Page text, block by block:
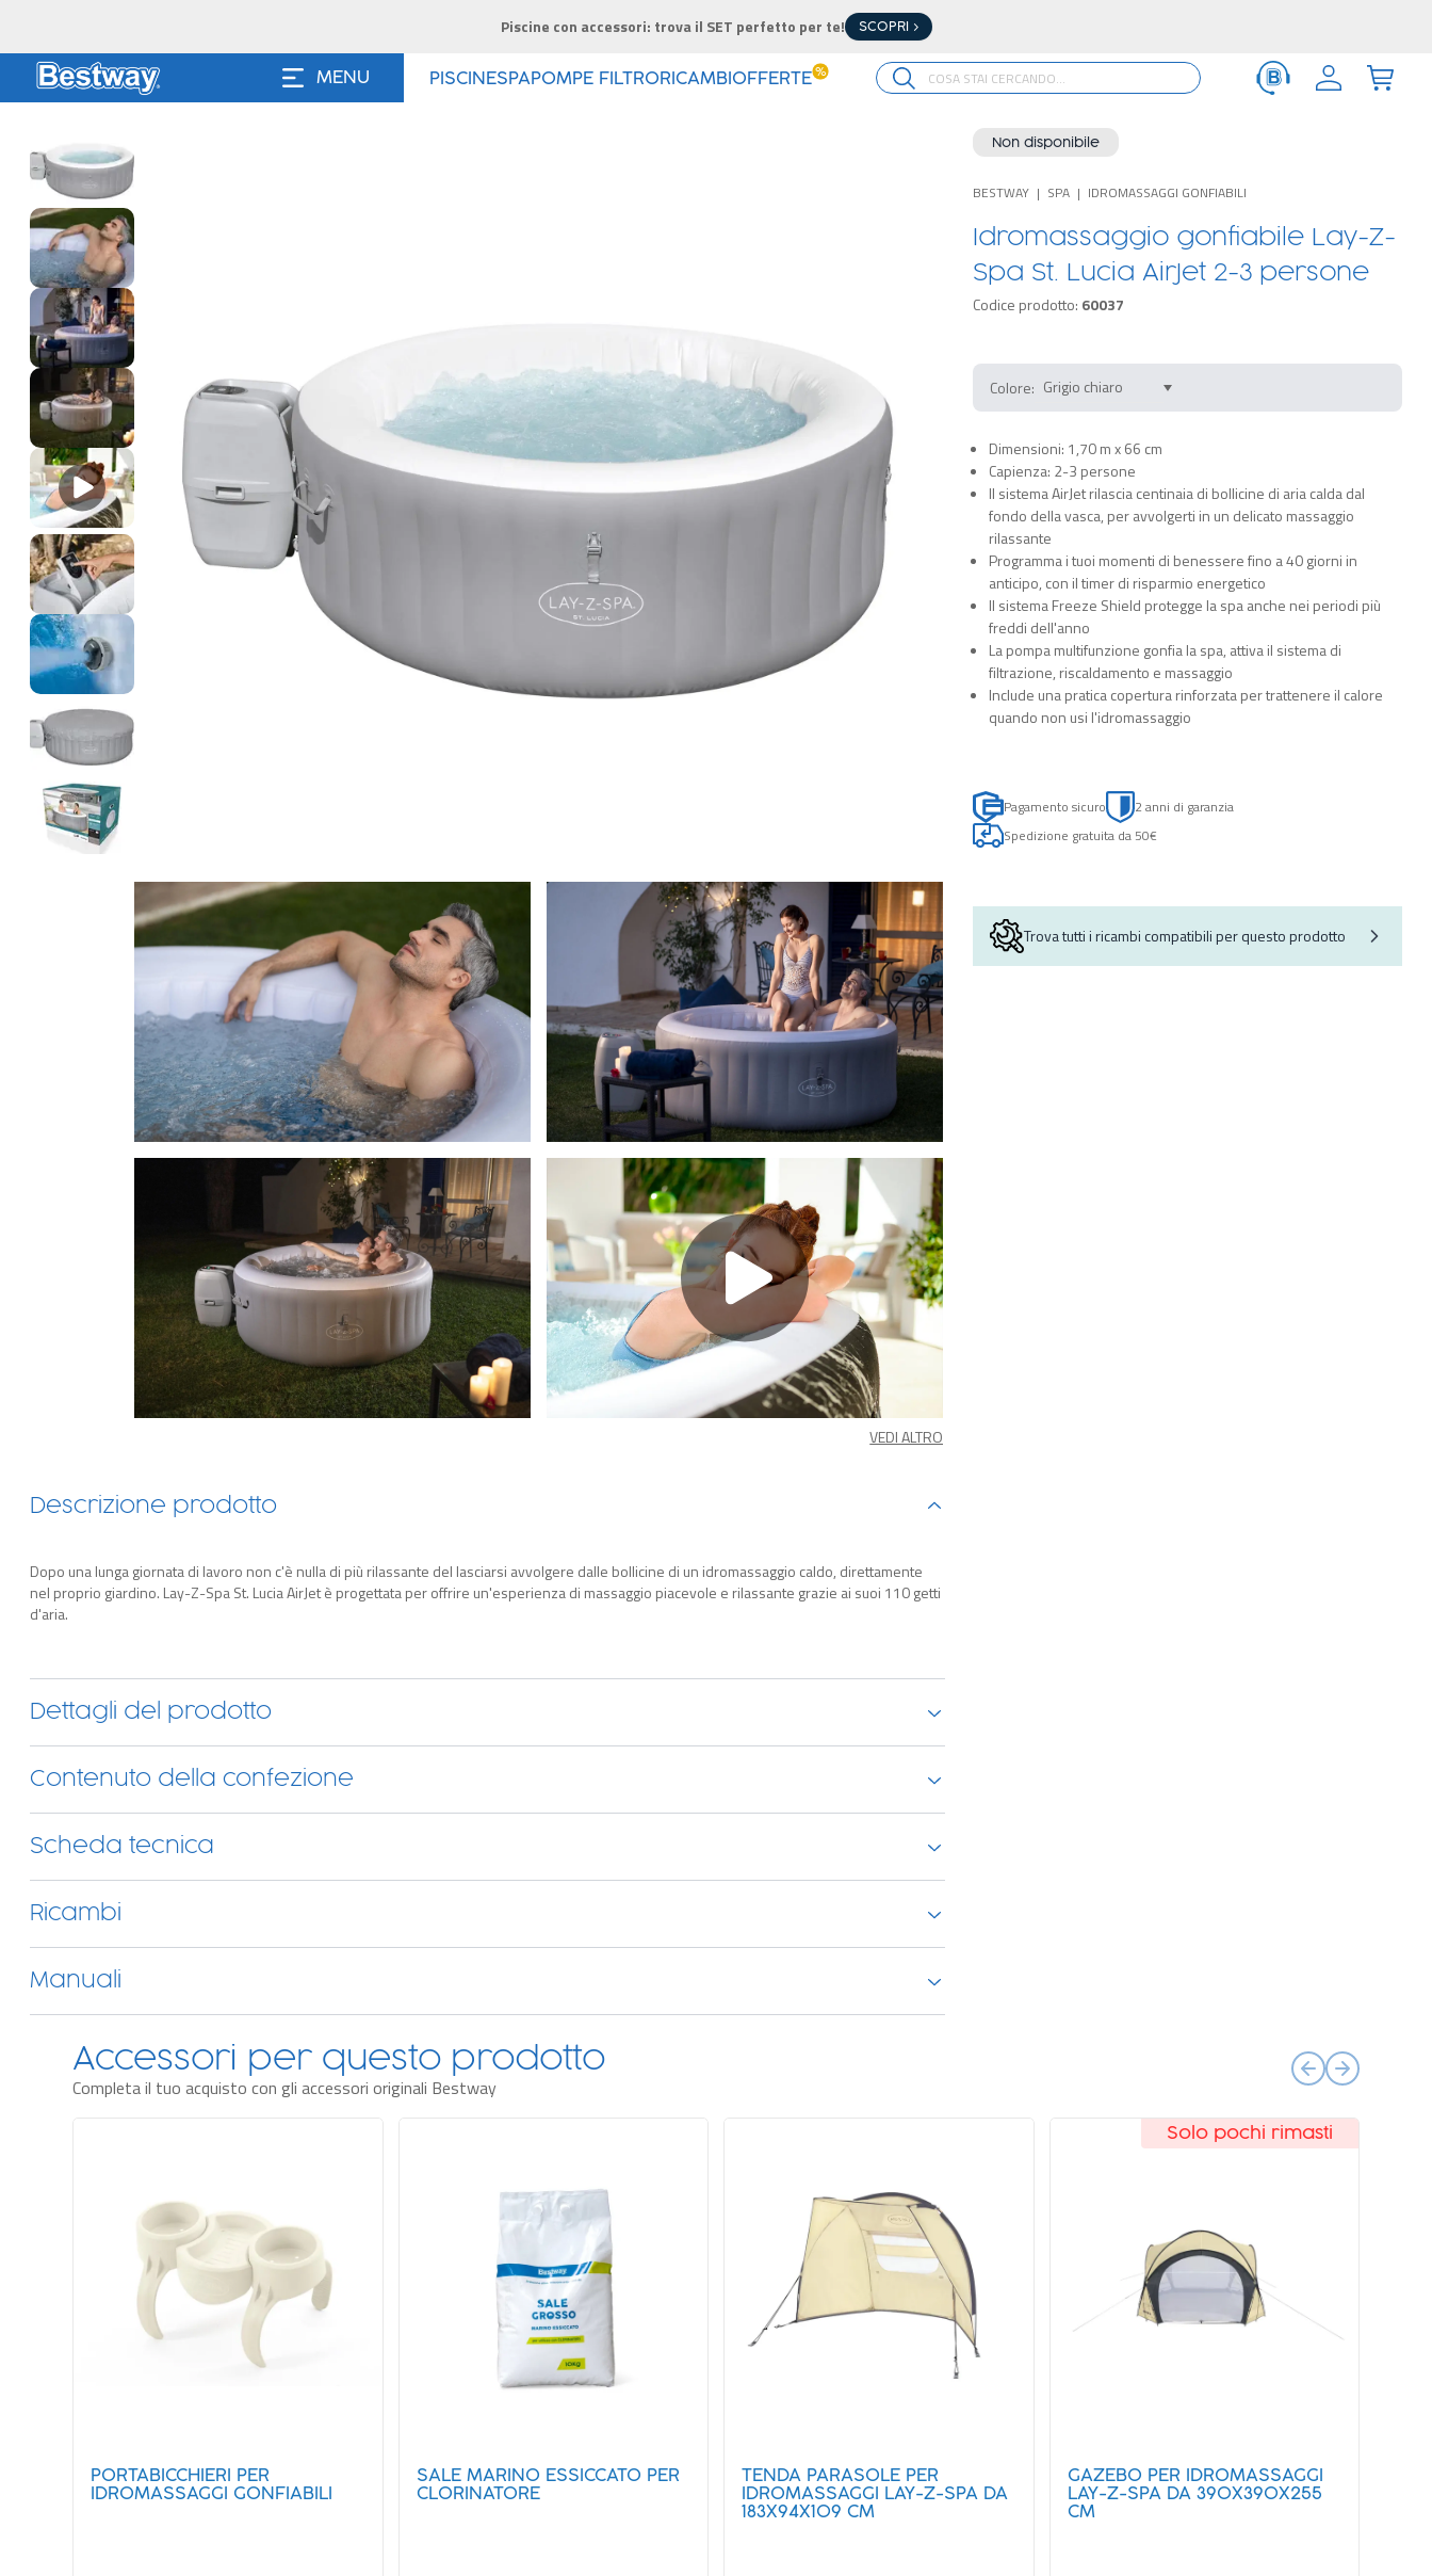
Piscine con accessori: trova il SET perfetto per te! SCOPRI >
MENU PISCINESPAPOMPE FILTRORICAMBI OFFERTE %
VEDI ALTRO
Non disponibile
BESTWAY SPA IDROMASSAGGI GONFIABILI
Idromassaggio gonfiabile Lay-Z-
Spa St. Lucia AirJet 2-3 persone
Codice prodotto: 60037
Colore:
Dimensioni: 1,70 m x 66 cm
Capienza: 2-3 persone
Il sistema AirJet rilascia centinaia di bollicine di aria calda dal
fondo della vasca, per avvolgerti in un delicato massaggio
rilassante
Programma i tuoi momenti di benessere fino a 40 giorni in
anticipo, con il timer di risparmio energetico
Il sistema Freeze Shield protegge la spa anche nei periodi più
freddi dell'anno
La pompa multifunzione gonfia la spa, attiva il sistema di
filtrazione, riscaldamento e massaggio
Include una pratica copertura rinforzata per trattenere il calore
quando non usi l'idromassaggio
Pagamento sicuro
2 anni di garanzia
Spedizione gratuita da 50€
Trova tutti i ricambi compatibili per questo prodotto
Descrizione prodotto
Dopo una lunga giornata di lavoro non c'è nulla di più rilassante del lasciarsi avvolgere dalle bollicine di un idromassaggio caldo, direttamente
nel proprio giardino. Lay-Z-Spa St. Lucia AirJet è progettata per offrire un'esperienza di massaggio piacevole e rilassante grazie ai suoi 110 getti
d'aria.
Dettagli del prodotto
Contenuto della confezione
Scheda tecnica
Ricambi
Manuali
Accessori per questo prodotto
Completa il tuo acquisto con gli accessori originali Bestway
PORTABICCHIERI PER
IDROMASSAGGI GONFIABILI
SALE MARINO ESSICCATO PER
CLORINATORE
TENDA PARASOLE PER
IDROMASSAGGI LAY-Z-SPA DA
183X94X109 CM
Solo pochi rimasti
GAZEBO PER IDROMASSAGGI
LAY-Z-SPA DA 390X390X255
CM